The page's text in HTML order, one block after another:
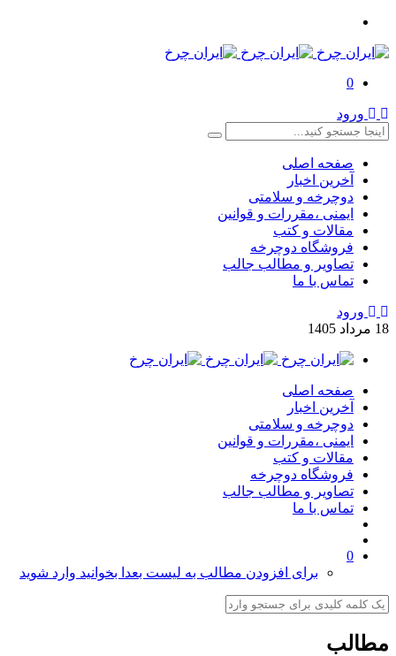
0
ورود
صفحه اصلی
آخرین اخبار
دوچرخه و سلامتی
ایمنی ،مقررات و قوانین
مقالات و کتب
فروشگاه دوچرخه
تصاویر و مطالب جالب
تماس با ما
ورود
18 مرداد 1405
صفحه اصلی
آخرین اخبار
دوچرخه و سلامتی
ایمنی ،مقررات و قوانین
مقالات و کتب
فروشگاه دوچرخه
تصاویر و مطالب جالب
تماس با ما
0
برای افزودن مطالب به لیست بعدا بخوانید وارد شوید
مطالب